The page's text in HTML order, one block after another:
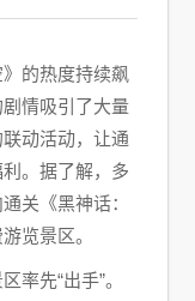
的热度持续飙
情吸引了大量
动活动，让通
。据了解，多
关《黑神话：
览景区。
率先“出手”。